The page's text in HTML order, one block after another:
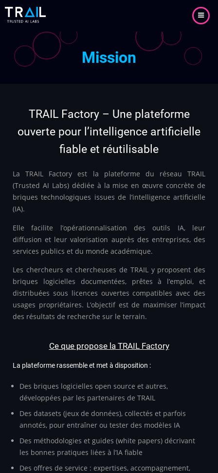
Aller
au
Mission
TRAIL Factory – Une plateforme
ouverte pour l’intelligence artificielle
fiable et réutilisable
La TRAIL Factory est la plateforme du réseau TRAIL
(Trusted AI Labs) dédiée à la mise en œuvre concrète de
briques technologiques issues de l’intelligence artificielle
(IA).
Elle facilite l’opérationnalisation des outils IA, leur
diffusion et leur valorisation auprès des entreprises, des
services publics et du monde académique.
Les chercheurs et chercheuses de TRAIL y proposent des
briques logicielles documentées, prêtes à l’emploi, et
distribuées sous licences ouvertes compatibles avec des
usages propriétaires. L’objectif est de maximiser l’impact
des résultats de recherche sur le terrain.
Ce que propose la TRAIL Factory
La plateforme rassemble et met à disposition :
Des briques logicielles open source et autres,
développées par les partenaires de TRAIL
Des datasets (jeux de données), collectés et parfois
annotés, pour entraîner ou tester des modèles IA
Des méthodologies et guides (white papers) décrivant
les bonnes pratiques liées à l’IA fiable
Des offres de service : expertises, accompagnement,